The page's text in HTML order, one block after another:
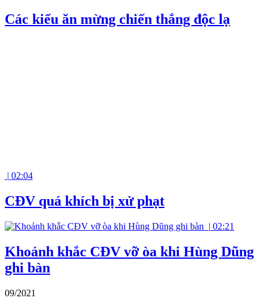
Các kiểu ăn mừng chiến thắng độc lạ
| 02:04
CĐV quá khích bị xử phạt
| 02:21
Khoảnh khắc CĐV vỡ òa khi Hùng Dũng
ghi bàn
09/2021